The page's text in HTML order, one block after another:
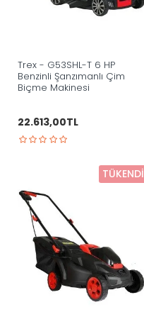
Trex - G53SHL-T 6 HP
Benzinli Şanzımanlı Çim
Biçme Makinesi
22.613,00TL
TÜKENDI